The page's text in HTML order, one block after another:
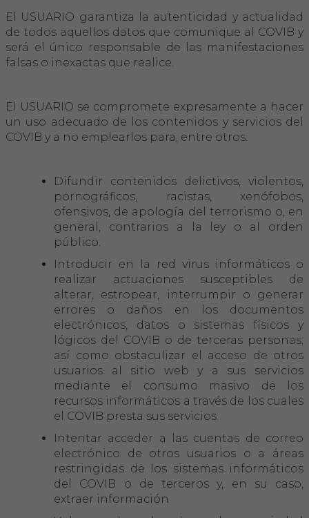
El USUARIO garantiza la autenticidad y actualidad
de todos aquellos datos que comunique al COVIB y
será el único responsable de las manifestaciones
falsas o inexactas que realice.
El USUARIO se compromete expresamente a hacer
un uso adecuado de los contenidos y servicios del
COVIB y a no emplearlos para, entre otros:
Difundir contenidos delictivos, violentos,
pornográficos, racistas, xenófobos,
ofensivos, de apología del terrorismo o, en
general, contrarios a la ley o al orden
público.
Introducir en la red virus informáticos o
realizar actuaciones susceptibles de
alterar, estropear, interrumpir o generar
errores o daños en los documentos
electrónicos, datos o sistemas físicos y
lógicos del COVIB o de terceras personas;
así como obstaculizar el acceso de otros
usuarios al sitio web y a sus servicios
mediante el consumo masivo de los
recursos informáticos a través de los cuales
el COVIB presta sus servicios.
Intentar acceder a las cuentas de correo
electrónico de otros usuarios o a áreas
restringidas de los sistemas informáticos
del COVIB o de terceros y, en su caso,
extraer información.